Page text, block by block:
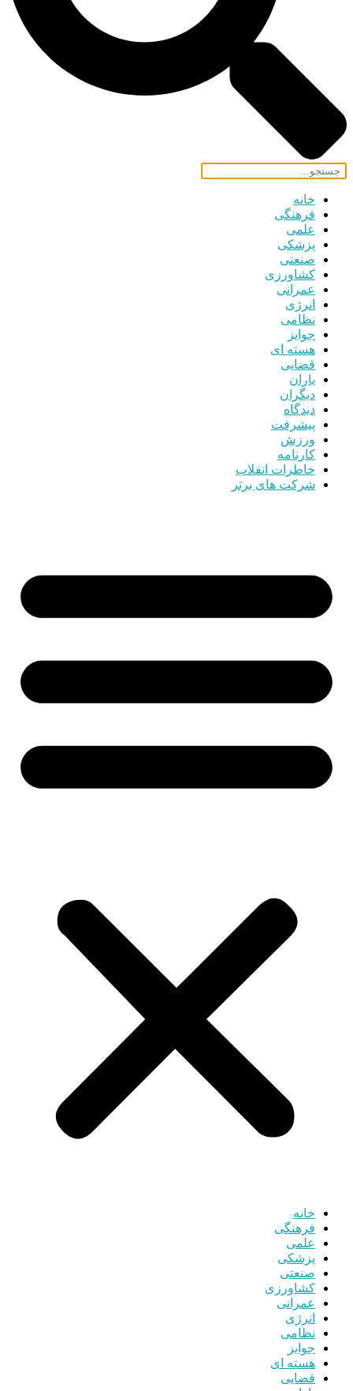
خانه
فرهنگی
علمی
پزشکی
صنعتی
کشاورزی
عمرانی
انرژی
نظامی
جوایز
هسته ای
قضایی
یاران
دیگران
دیدگاه
پیشرفت
ورزش
کارنامه
خاطرات انقلاب
شرکت های برتر
خانه
فرهنگی
علمی
پزشکی
صنعتی
کشاورزی
عمرانی
انرژی
نظامی
جوایز
هسته ای
قضایی